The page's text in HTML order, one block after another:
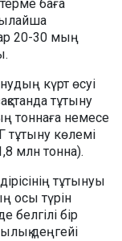
баға
20-30 мың
күрт өсуі
тұтыну
тоннаға немесе
тұтыну көлемі
млн тонна).
тұтынуы
осы түрін
белгілі бір
деңгейі